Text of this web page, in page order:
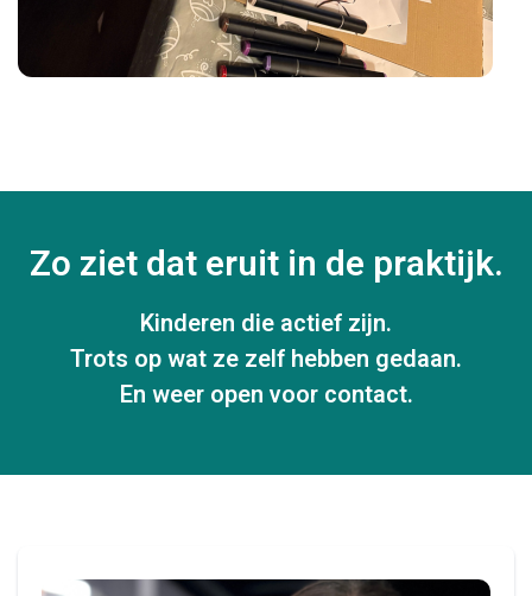
Zo ziet dat eruit in de praktijk.
Kinderen die actief zijn.
Trots op wat ze zelf hebben gedaan.
En weer open voor contact.